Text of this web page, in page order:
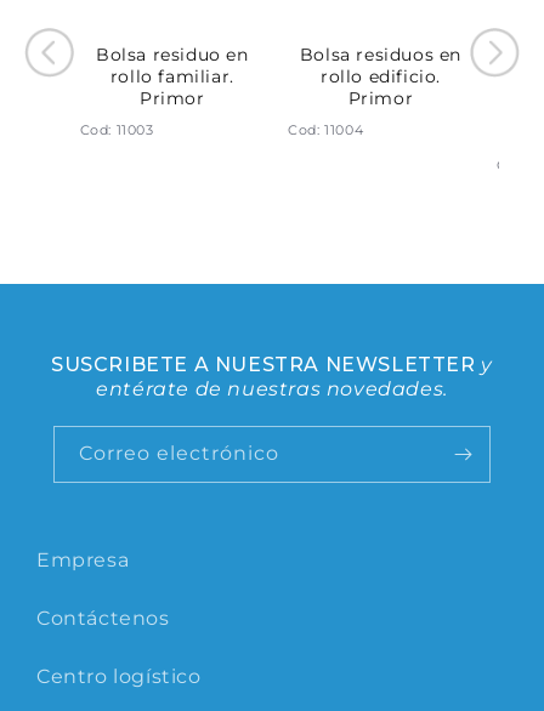
Bolsa residuo en
rollo familiar.
Primor
Cod: 11003
Bolsa residuos en
rollo edificio.
Primor
Cod: 11004
Cod:
Empresa
Contáctenos
Centro logístico
SUSCRIBETE A NUESTRA NEWSLETTER y
entérate de nuestras novedades.
Correo electrónico